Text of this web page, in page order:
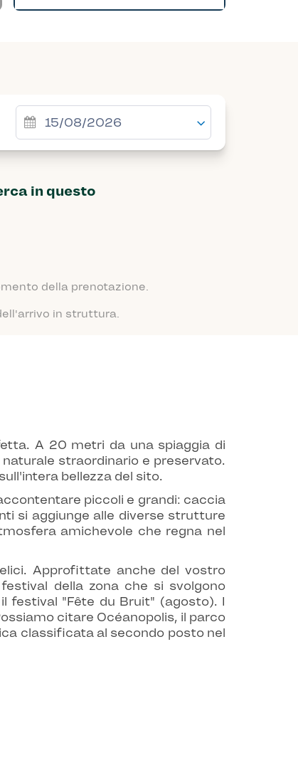
in questo
della prenotazione.
in struttura.
A 20 metri da una spiaggia di
straordinario e preservato.
bellezza del sito.
piccoli e grandi: caccia
si aggiunge alle diverse strutture
amichevole che regna nel
Approfittate anche del vostro
della zona che si svolgono
festival "Fête du Bruit" (agosto). I
citare Océanopolis, il parco
classificata al secondo posto nel